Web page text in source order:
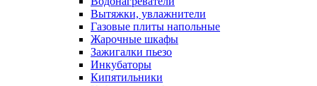
Вытяжки, увлажнители
Газовые плиты напольные
Жарочные шкафы
Зажигалки пьезо
Инкубаторы
Кипятильники